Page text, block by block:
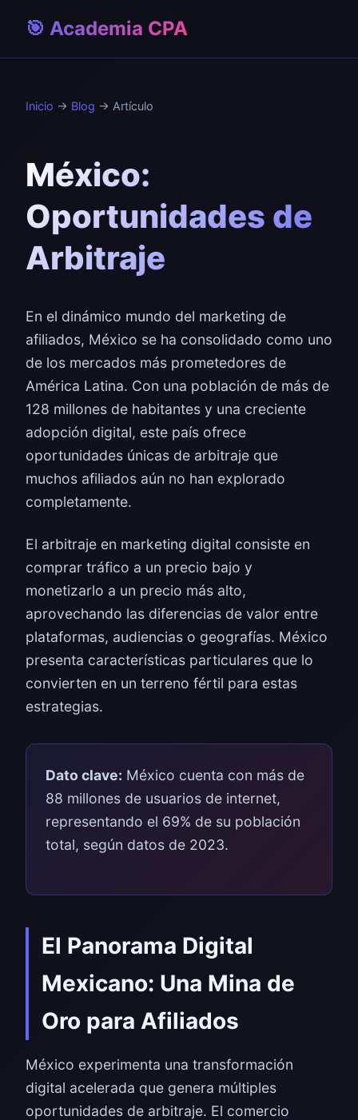
🎯 Academia CPA
Inicio → Blog → Artículo
México:
Oportunidades de
Arbitraje
En el dinámico mundo del marketing de
afiliados, México se ha consolidado como uno
de los mercados más prometedores de
América Latina. Con una población de más de
128 millones de habitantes y una creciente
adopción digital, este país ofrece
oportunidades únicas de arbitraje que
muchos afiliados aún no han explorado
completamente.
El arbitraje en marketing digital consiste en
comprar tráfico a un precio bajo y
monetizarlo a un precio más alto,
aprovechando las diferencias de valor entre
plataformas, audiencias o geografías. México
presenta características particulares que lo
convierten en un terreno fértil para estas
estrategias.
Dato clave: México cuenta con más de
88 millones de usuarios de internet,
representando el 69% de su población
total, según datos de 2023.
El Panorama Digital
Mexicano: Una Mina de
Oro para Afiliados
México experimenta una transformación
digital acelerada que genera múltiples
oportunidades de arbitraje. El comercio